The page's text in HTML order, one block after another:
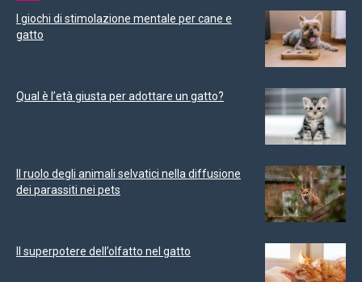
I giochi di stimolazione mentale per cane e
gatto
Qual è l’età giusta per adottare un gatto?
Il ruolo degli animali selvatici nella diffusione
dei parassiti nei pets
Il superpotere dell’olfatto nel gatto